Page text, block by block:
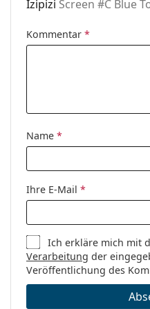
Etui:
Nein
Sex:
Unisex
Kategorie:
Code:
Screen
Izipizi Screen #C Blue
Kommentar *
Name *
Ihre E-Mail *
Ich erkläre mich mit
Verarbeitung der
Veröffentlichung des